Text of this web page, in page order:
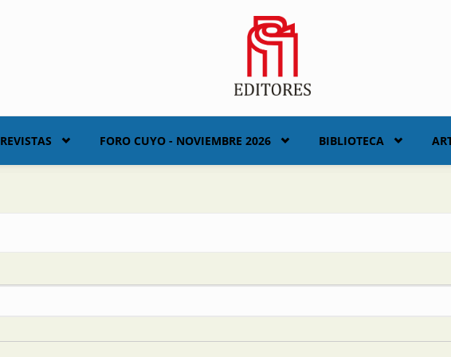
REVISTAS FORO CUYO - NOVIEMBRE 2026 BIBLIOTECA